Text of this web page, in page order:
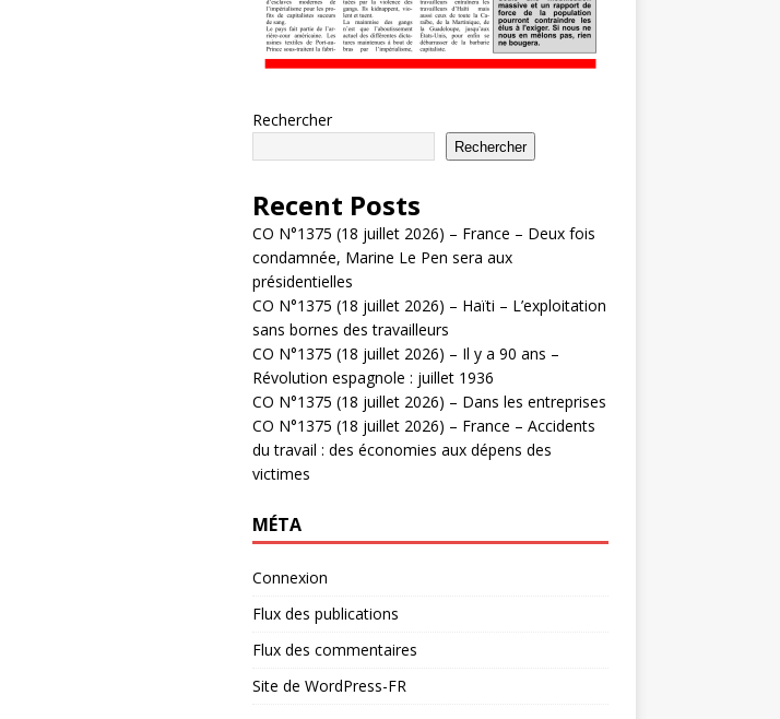
Rechercher
Rechercher
Recent Posts
CO N°1375 (18 juillet 2026) – France – Deux fois
condamnée, Marine Le Pen sera aux
présidentielles
CO N°1375 (18 juillet 2026) – Haïti – L’exploitation
sans bornes des travailleurs
CO N°1375 (18 juillet 2026) – Il y a 90 ans –
Révolution espagnole : juillet 1936
CO N°1375 (18 juillet 2026) – Dans les entreprises
CO N°1375 (18 juillet 2026) – France – Accidents
du travail : des économies aux dépens des
victimes
MÉTA
Connexion
Flux des publications
Flux des commentaires
Site de WordPress-FR